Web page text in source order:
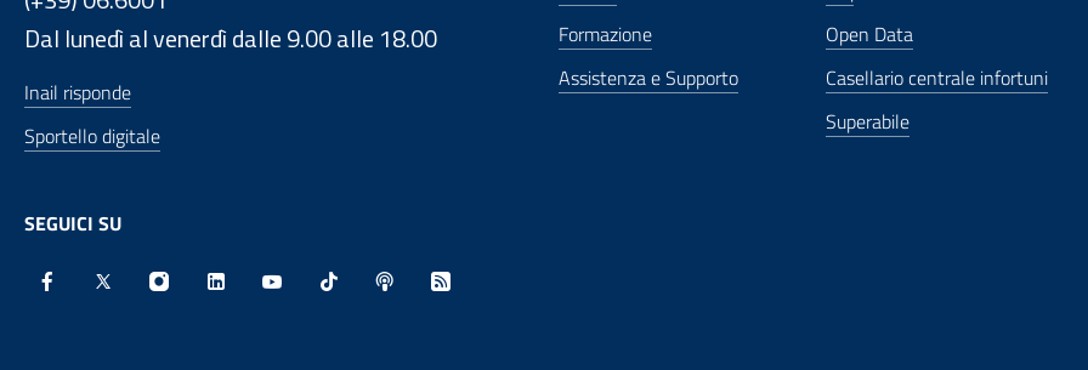
Dal lunedì al venerdì dalle 9.00 alle 18.00
Inail risponde
Sportello digitale
SEGUICI SU
Formazione
Assistenza e Supporto
Open Data
Casellario centrale infortuni
Superabile